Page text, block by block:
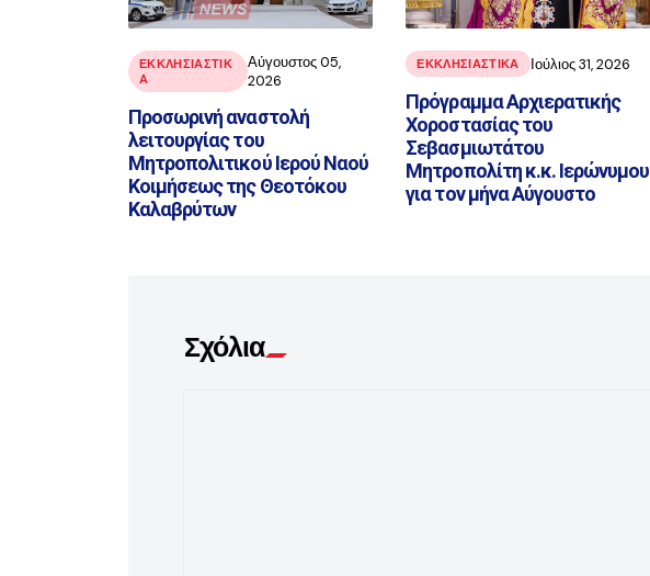
ΕΚΚΛΗΣΙΑΣΤΙΚ
Α
Αύγουστος 05,
2026
Προσωρινή αναστολή
λειτουργίας του
Μητροπολιτικού Ιερού Ναού
Κοιμήσεως της Θεοτόκου
Καλαβρύτων
ΕΚΚΛΗΣΙΑΣΤΙΚΑ Ιούλιος 31, 2026
Πρόγραμμα Αρχιερατικής
Χοροστασίας του
Σεβασμιωτάτου
Μητροπολίτη κ.κ. Ιερώνυμου
για τον μήνα Αύγουστο
Σχόλια